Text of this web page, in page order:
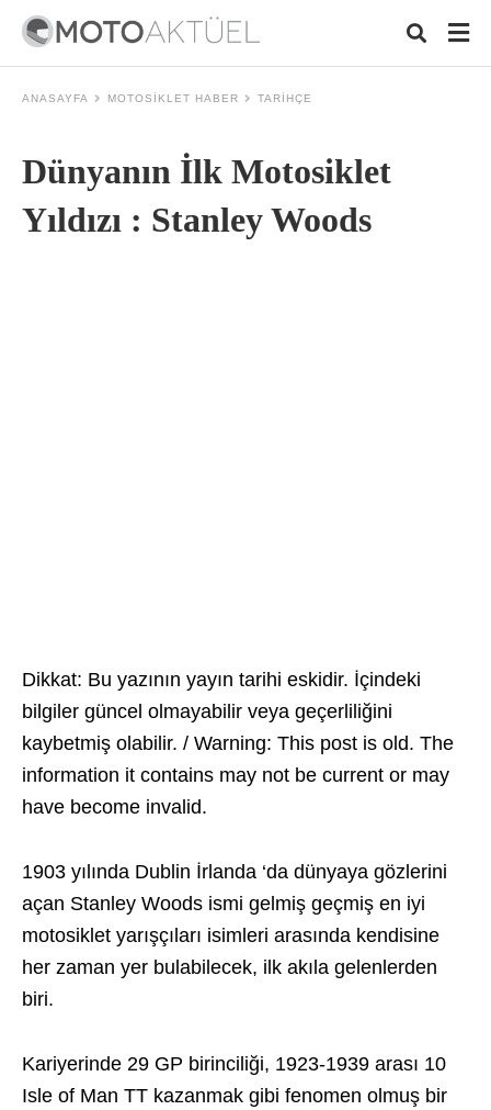
ANASAYFA MOTOSIKLET HABER TARIHÇE
Dünyanın İlk Motosiklet
Yıldızı : Stanley Woods
Dikkat: Bu yazının yayın tarihi eskidir. İçindeki
bilgiler güncel olmayabilir veya geçerliliğini
kaybetmiş olabilir. / Warning: This post is old. The
information it contains may not be current or may
have become invalid.
1903 yılında Dublin İrlanda ‘da dünyaya gözlerini
açan Stanley Woods ismi gelmiş geçmiş en iyi
motosiklet yarışçıları isimleri arasında kendisine
her zaman yer bulabilecek, ilk akıla gelenlerden
biri.
Kariyerinde 29 GP birinciliği, 1923-1939 arası 10
Isle of Man TT kazanmak gibi fenomen olmuş bir